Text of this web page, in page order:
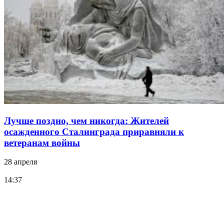
Лучше поздно, чем никогда: Жителей
осажденного Сталинграда приравняли к
ветеранам войны
28 апреля
14:37